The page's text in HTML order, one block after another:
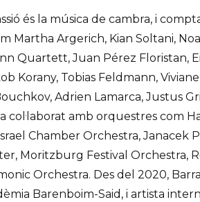
és la música de cambra, i
Martha Argerich, Kian Soltani,
Quartett, Juan Pérez Floristan,
Korany, Tobias Feldmann,
Adrien Lamarca, Justus
col·laborat amb orquestres com
Chamber Orchestra, Janacek
Moritzburg Festival Orchestra,
Orchestra. Des del 2020,
Barenboim-Said, i artista